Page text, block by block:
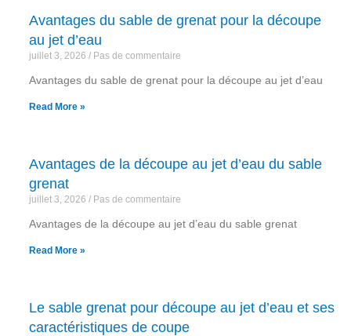
Avantages du sable de grenat pour la découpe
au jet d’eau
juillet 3, 2026 Pas de commentaire
Avantages du sable de grenat pour la découpe au jet d’eau
Read More »
Avantages de la découpe au jet d’eau du sable
grenat
juillet 3, 2026 Pas de commentaire
Avantages de la découpe au jet d’eau du sable grenat
Read More »
Le sable grenat pour découpe au jet d’eau et ses
caractéristiques de coupe